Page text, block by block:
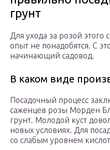
грунт
Для ухода за розой
опыт не понадобятся. С
начинающий садовод.
В каком виде
Посадочный процесс
саженцев розы Морден
грунт. Молодой куст
новых условиях. Для
со слабым уровнем